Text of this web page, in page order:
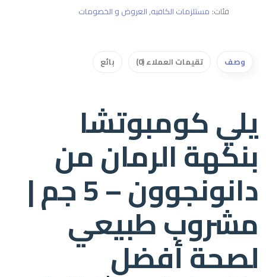
فئات: مستلزمات الكافيه,العروض و الخصومات
وصف تقيمات العملاء (0) بائع
يلي كومبوتشا
بنكهة الرمان من
دانونجوون – 5 جم |
مشروب طبيعي
لصحة أفضل